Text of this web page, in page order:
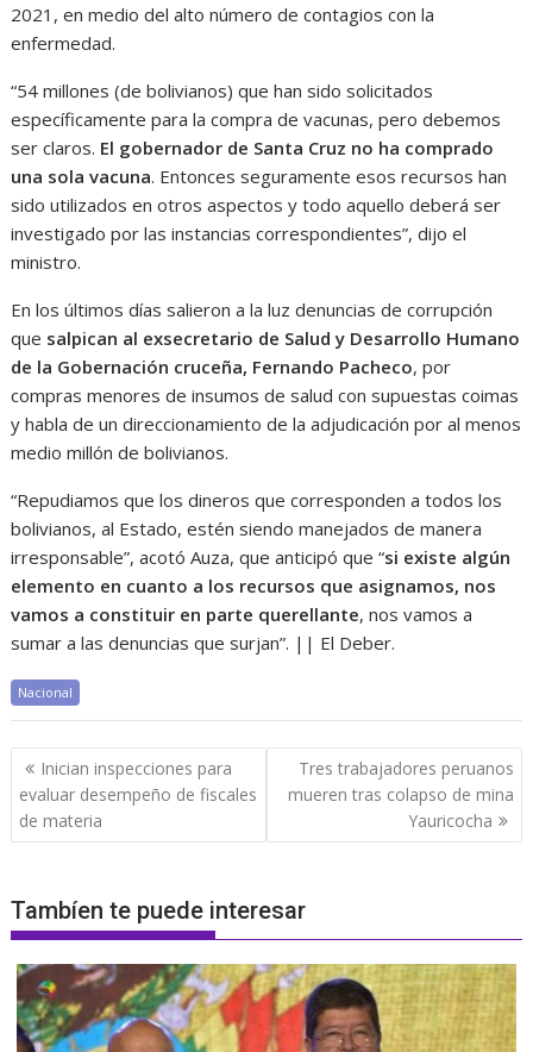
2021, en medio del alto número de contagios con la
enfermedad.
“54 millones (de bolivianos) que han sido solicitados
específicamente para la compra de vacunas, pero debemos
ser claros. El gobernador de Santa Cruz no ha comprado
una sola vacuna. Entonces seguramente esos recursos han
sido utilizados en otros aspectos y todo aquello deberá ser
investigado por las instancias correspondientes”, dijo el
ministro.
En los últimos días salieron a la luz denuncias de corrupción
que salpican al exsecretario de Salud y Desarrollo Humano
de la Gobernación cruceña, Fernando Pacheco, por
compras menores de insumos de salud con supuestas coimas
y habla de un direccionamiento de la adjudicación por al menos
medio millón de bolivianos.
“Repudiamos que los dineros que corresponden a todos los
bolivianos, al Estado, estén siendo manejados de manera
irresponsable”, acotó Auza, que anticipó que “si existe algún
elemento en cuanto a los recursos que asignamos, nos
vamos a constituir en parte querellante, nos vamos a
sumar a las denuncias que surjan”. || El Deber.
Nacional
Navegación
de
entradas
Inician inspecciones para
evaluar desempeño de fiscales
de materia
Tres trabajadores peruanos
mueren tras colapso de mina
Yauricocha
Tambíen te puede interesar